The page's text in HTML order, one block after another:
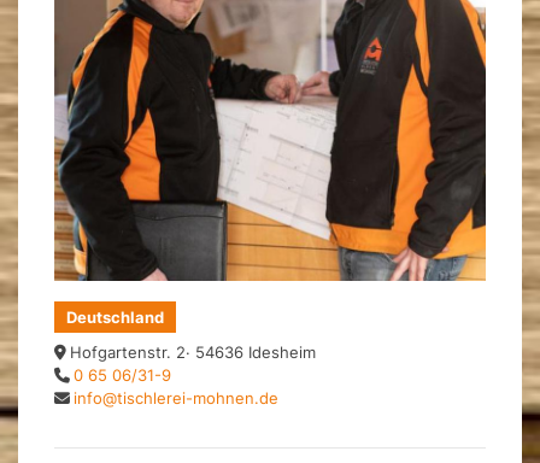
Deutschland
Hofgartenstr. 2· 54636 Idesheim
0 65 06/31-9
info@tischlerei-mohnen.de